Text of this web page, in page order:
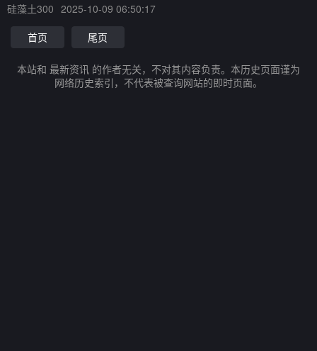
硅藻土300 2025-10-09 06:50:17
首页
尾页
本站和 最新资讯 的作者无关，不对其内容负责。本历史页面谨为
网络历史索引，不代表被查询网站的即时页面。